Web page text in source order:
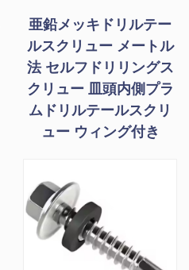
亜鉛メッキドリルテー
ルスクリュー メートル
法 セルフドリリングス
クリュー 皿頭内側プラ
ムドリルテールスクリ
ュー ウィング付き